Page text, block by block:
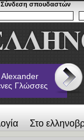
Σύνδεση σπουδαστών
Alexander
Γλώσσες
Στο